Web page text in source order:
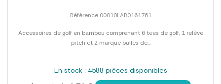
Référence 00010LAB0161761
Accessoires de golf en bambou comprenant 6 tees de golf, 1 relève
pitch et 2 marque balles de...
En stock : 4588 pièces disponibles